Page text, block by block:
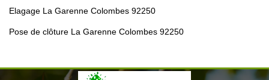
Elagage La Garenne Colombes 92250
Pose de clôture La Garenne Colombes 92250